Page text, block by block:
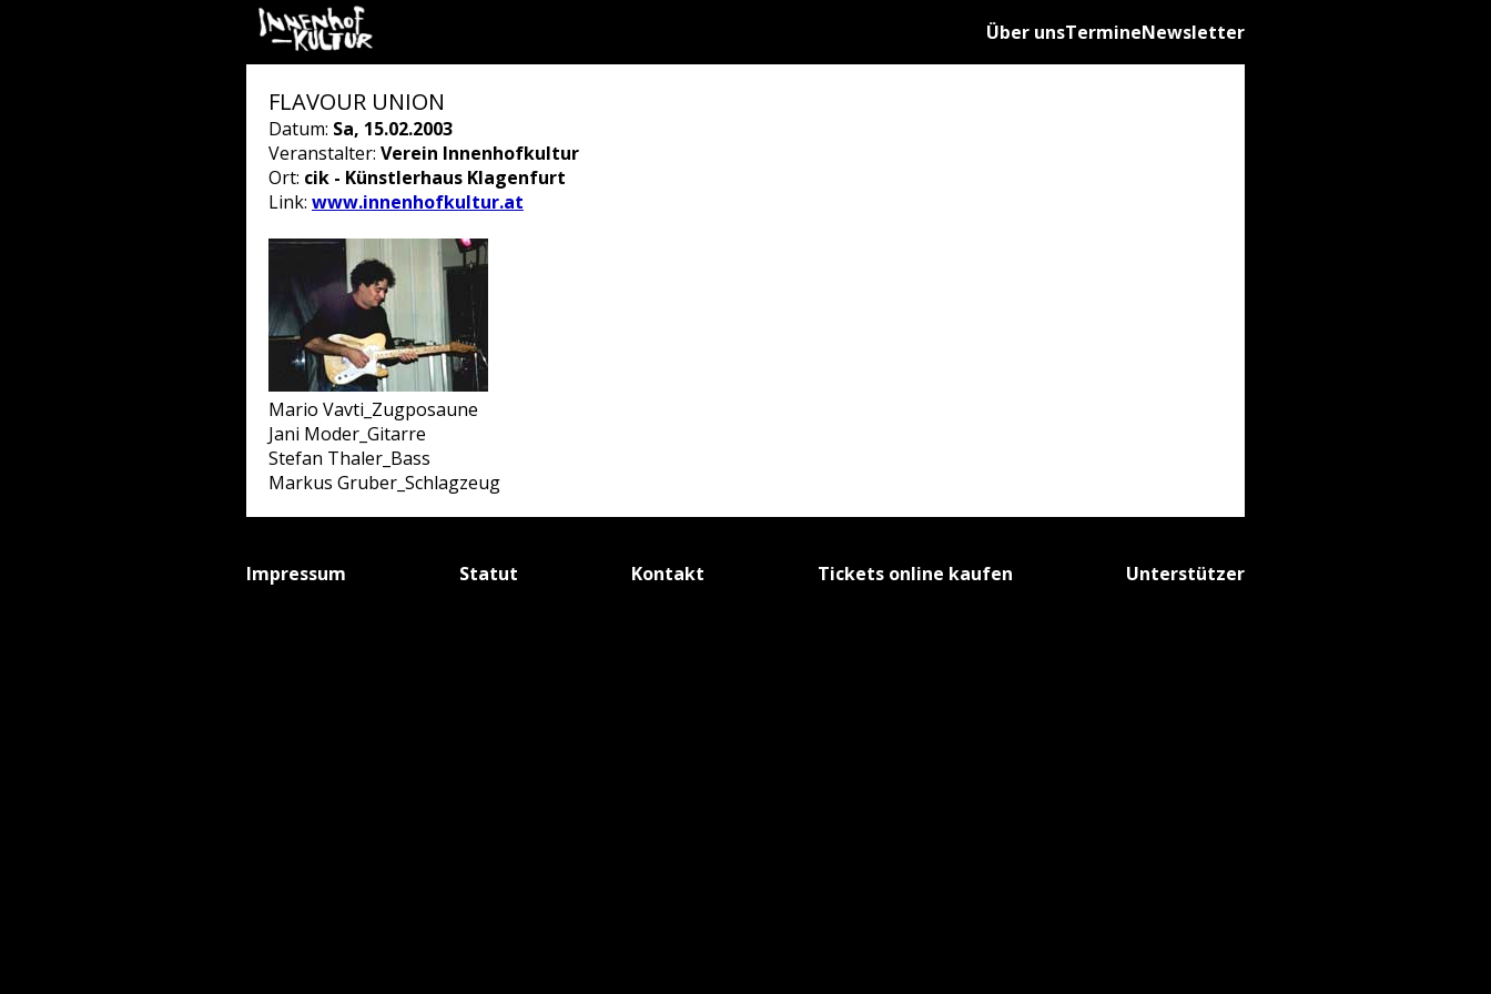
Über unsTermineNewsletter
FLAVOUR UNION
Datum: Sa, 15.02.2003
Veranstalter: Verein Innenhofkultur
Ort: cik - Künstlerhaus Klagenfurt
Link: www.innenhofkultur.at
Mario Vavti_Zugposaune
Jani Moder_Gitarre
Stefan Thaler_Bass
Markus Gruber_Schlagzeug
Impressum Statut Kontakt Tickets online kaufen Unterstützer